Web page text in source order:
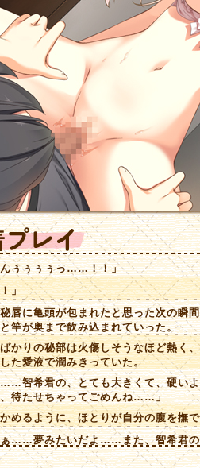
んぅぅぅぅっ……！！」
」
に亀頭が包まれたと思った次の瞬
が奥まで飲み込まれていった。
りの秘部は火傷しそうなほど熱く、
た愛液で潤みきっていた。
……智希君の、とても大きくて、硬い
待たせちゃってごめんね……」
るように、ほとりが自分の腹を撫
……夢みたいだよ……また、智希君
中に、来てくれてる……」